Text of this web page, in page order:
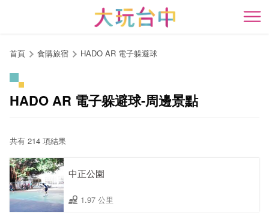
開
首頁 食購旅宿 HADO AR 電子躲避球
HADO AR 電子躲避球-周邊景點
共有 214 項結果
中正公園
1.97 公里